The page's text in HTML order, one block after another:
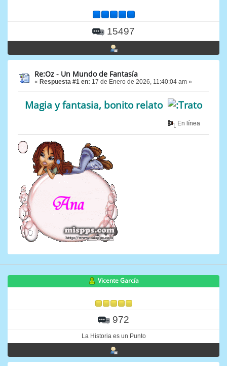
15497
Re:Oz - Un Mundo de Fantasía
« Respuesta #1 en: 17 de Enero de 2026, 11:40:04 am »
Magia y fantasia, bonito relato
En línea
Vicente García
972
La Historia es un Punto